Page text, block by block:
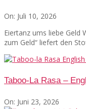
On: Juli 10, 2026
Eiertanz ums liebe Geld
zum Geld“ liefert den
Taboo-La Rasa –
On: Juni 23, 2026